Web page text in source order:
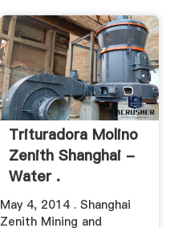
Trituradora Molino
Zenith Shanghai -
Water .
May 4, 2014 . Shanghai
Zenith Mining and